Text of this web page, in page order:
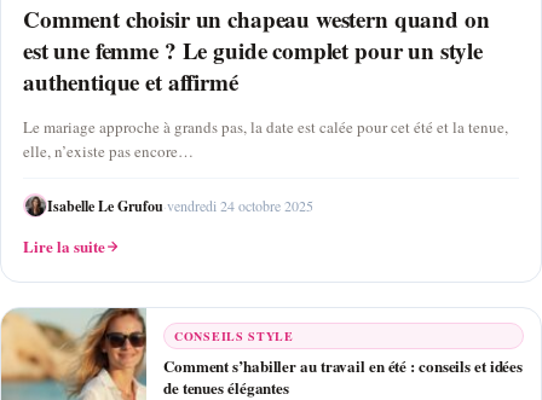
Comment choisir un chapeau western quand on
est une femme ? Le guide complet pour un style
authentique et affirmé
Le mariage approche à grands pas, la date est calée pour cet été et la tenue,
elle, n’existe pas encore…
Isabelle Le Grufou·vendredi 24 octobre 2025
Lire la suite
CONSEILS STYLE
Comment s’habiller au travail en été : conseils et idées
de tenues élégantes